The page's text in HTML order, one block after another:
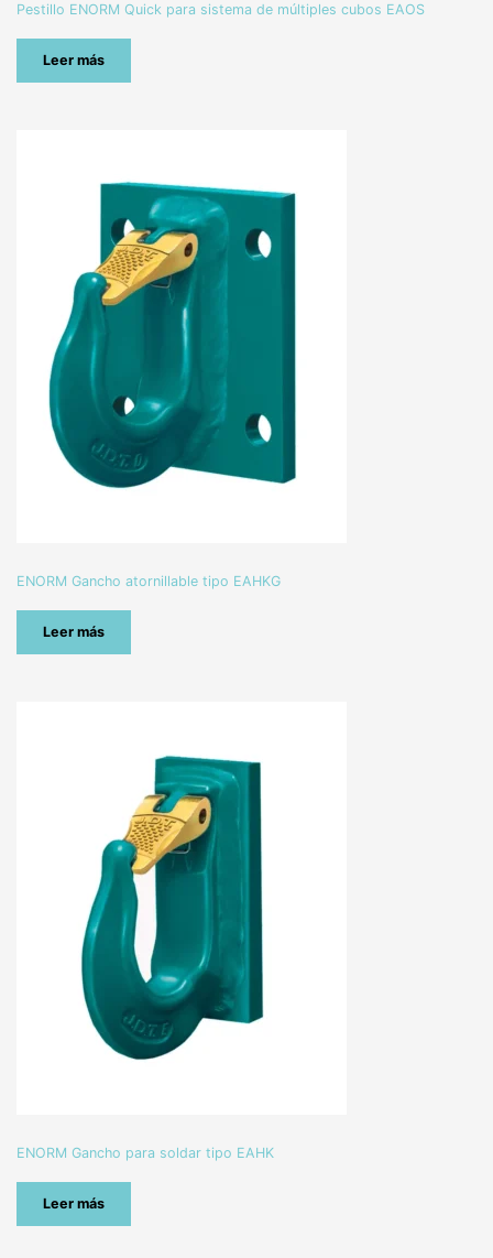
Pestillo ENORM Quick para sistema de múltiples cubos EAOS
Leer más
ENORM Gancho atornillable tipo EAHKG
Leer más
ENORM Gancho para soldar tipo EAHK
Leer más